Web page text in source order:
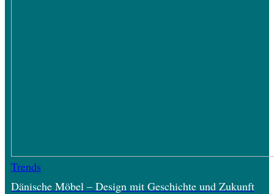
Trends
Dänische Möbel – Design mit Geschichte und Zukunft